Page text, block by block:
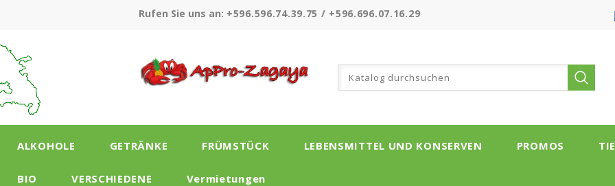
Rufen Sie uns an: +596.596.74.39.75 / +596.696.07.16.29
ALKOHOLE GETRÄNKE FRÜMSTÜCK LEBENSMITTEL UND KONSERVEN PROMOS
BIO VERSCHIEDENE Vermietungen